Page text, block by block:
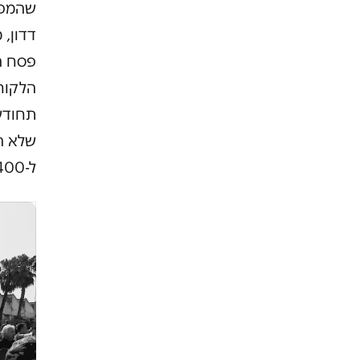
פסח
ל-400 משטחי סחורה מוגמרת שעברו לשטח מפעל באשדוד".